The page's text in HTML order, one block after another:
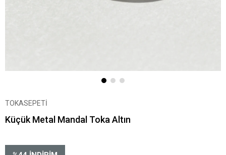
TOKASEPETİ
Küçük Metal Mandal Toka Altın